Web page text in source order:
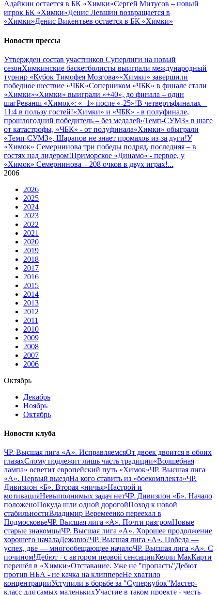
Адайкин остается в БК «Химки»Сергей Митусов – новый
игрок БК «Химки»Денис Левшин возвращается в
«Химки»Денис Викентьев остается в БК «Химки»
Новости прессы
Утвержден состав участников Cуперлиги на новый
сезонХимкинские баскетболисты выиграли международный
турнир «Кубок Тимофея Мозгова»«Химки» завершили
победное шествие «ЧБК»Соперником «ЧБК» в финале стали
«Химки»«Химки» выиграли «+40», до финала – один
шагРеванш «Химок»: «+1» после «-25»!В четвертьфиналах –
11:4 в пользу гостей!«Химки» и «ЧБК» - в полуфинале,
прошлогодний победитель – без медалей«Темп-СУМЗ» в шаге
от катастрофы, «ЧБК» - от полуфинала«Химки» обыграли
«Темп-СУМЗ», Шарапов не знает промахов из-за дуги!У
«Химок» Семернинова три победы подряд, последняя – в
гостях над лидером!Приморское «Динамо» - первое, у
«Химок» Семернинова – 208 очков в двух играх!...
2006
2026
2025
2024
2023
2022
2021
2020
2019
2018
2017
2016
2015
2014
2013
2012
2011
2010
2009
2008
2007
2006
Октябрь
Декабрь
Ноябрь
Октябрь
Новости клуба
ЧР. Высшая лига «А». ИсправляемсяОт двоек двоится в обоих
глазахСлому подлежит лишь часть традиции«Волшебная
лампа» осветит европейский путь «Химок»ЧР. Высшая лига
«А». Первый выездНа кого ставить из «боекомплекта»ЧР.
Дивизион «Б». Вторая «ничья»Настрой и
мотивацияНевыполнимых задач нетЧР. Дивизион «Б». Начало
положеноПокуда шли одной дорогойПоход к новой
стабильностиВладимир Веремеенко переехал в
ПодмосковьеЧР. Высшая лига «А». Почти разгромНовые
старые знакомцыЧР. Высшая лига «А». Хорошее продолжение
хорошего началаДежавю?ЧР. Высшая лига «А». Победа —
успех, две — многообещающее началоЧР. Высшая лига «А». С
почином!Дебют - с автором первой сенсацииКелли МакКарти
перешёл в «Химки»Отставание. Уже не "пропасть"Дебют
против НБА - не качка на клиппереНе хватило
концентрацииУступили в борьбе за "Суперкубок"Мастер-
класс для самых маленькихУчастие в таком проекте - честь